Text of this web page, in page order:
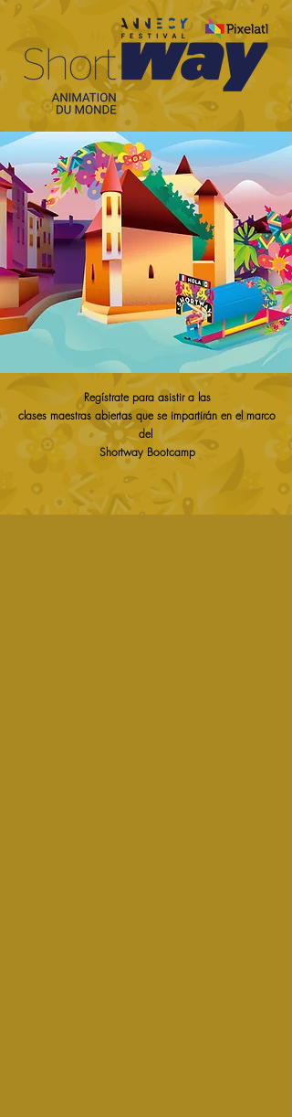
Regístrate para asistir a las
clases maestras abiertas que se impartirán en el marco
del
Shortway Bootcamp